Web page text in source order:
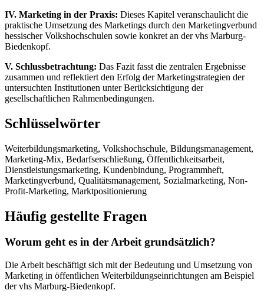
IV. Marketing in der Praxis: Dieses Kapitel veranschaulicht die
praktische Umsetzung des Marketings durch den Marketingverbund
hessischer Volkshochschulen sowie konkret an der vhs Marburg-
Biedenkopf.
V. Schlussbetrachtung: Das Fazit fasst die zentralen Ergebnisse
zusammen und reflektiert den Erfolg der Marketingstrategien der
untersuchten Institutionen unter Berücksichtigung der
gesellschaftlichen Rahmenbedingungen.
Schlüsselwörter
Weiterbildungsmarketing, Volkshochschule, Bildungsmanagement,
Marketing-Mix, Bedarfserschließung, Öffentlichkeitsarbeit,
Dienstleistungsmarketing, Kundenbindung, Programmheft,
Marketingverbund, Qualitätsmanagement, Sozialmarketing, Non-
Profit-Marketing, Marktpositionierung
Häufig gestellte Fragen
Worum geht es in der Arbeit grundsätzlich?
Die Arbeit beschäftigt sich mit der Bedeutung und Umsetzung von
Marketing in öffentlichen Weiterbildungseinrichtungen am Beispiel
der vhs Marburg-Biedenkopf.